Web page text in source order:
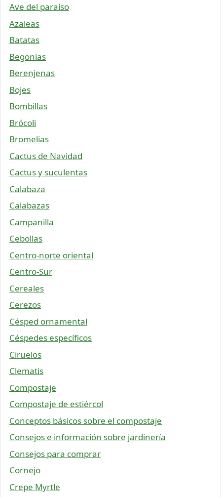
Ave del paraíso
Azaleas
Batatas
Begonias
Berenjenas
Bojes
Bombillas
Brócoli
Bromelias
Cactus de Navidad
Cactus y suculentas
Calabaza
Calabazas
Campanilla
Cebollas
Centro-norte oriental
Centro-Sur
Cereales
Cerezos
Césped ornamental
Céspedes específicos
Ciruelos
Clematis
Compostaje
Compostaje de estiércol
Conceptos básicos sobre el compostaje
Consejos e información sobre jardinería
Consejos para comprar
Cornejo
Crepe Myrtle